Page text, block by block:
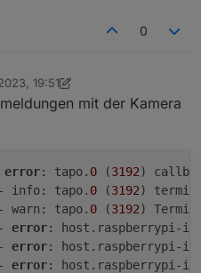
0
19:51
mit der Kamera
error: tapo. 0 (3192)
info: tapo. 0 (3192
warn: tapo. 0 (3192
error: host.raspberrypi-
error: host.raspberrypi-
error: host.raspberrypi-